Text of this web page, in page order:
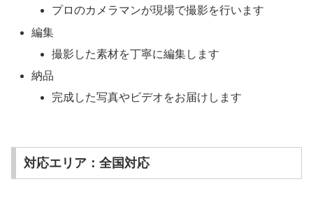
プロのカメラマンが現場で撮影を行います
編集
撮影した素材を丁寧に編集します
納品
完成した写真やビデオをお届けします
対応エリア：全国対応